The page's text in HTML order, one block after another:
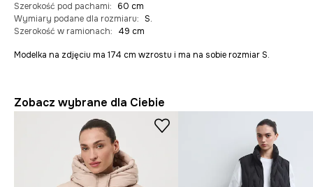
Szerokość pod pachami:
60 cm
Wymiary podane dla rozmiaru: S.
Szerokość w ramionach: 49 cm
Modelka na zdjęciu ma 174 cm wzrostu i ma na sobie rozmiar S.
Zobacz wybrane dla Ciebie